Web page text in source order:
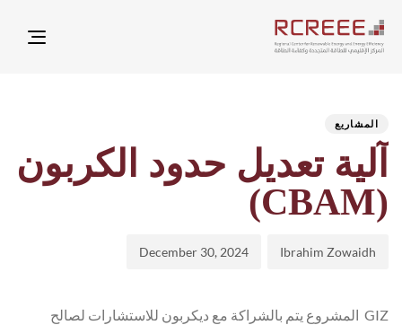
المشاريع
آلية تعديل حدود الكربون
(CBAM)
Ibrahim Zowaidh
December 30, 2024
GIZ المشروع يتم بالشراكة مع ديكربون للاستشارات لصالح